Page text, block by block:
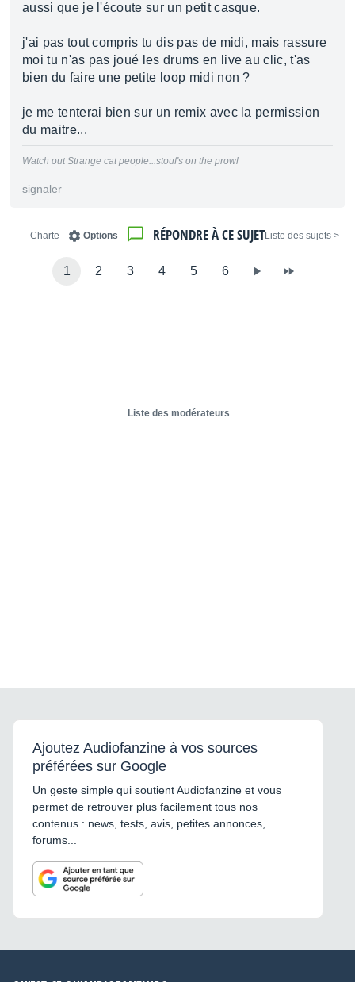
aussi que je l'écoute sur un petit casque.
j'ai pas tout compris tu dis pas de midi, mais rassure
moi tu n'as pas joué les drums en live au clic, t'as
bien du faire une petite loop midi non ?
je me tenterai bien sur un remix avec la permission
du maitre...
Watch out Strange cat people...stouf's on the prowl
signaler
< Liste des sujets
RÉPONDRE À CE SUJET
Options
Charte
1 2 3 4 5 6
Liste des modérateurs
Ajoutez Audiofanzine à vos sources
préférées sur Google
Un geste simple qui soutient Audiofanzine et vous
permet de retrouver plus facilement tous nos
contenus : news, tests, avis, petites annonces,
forums...